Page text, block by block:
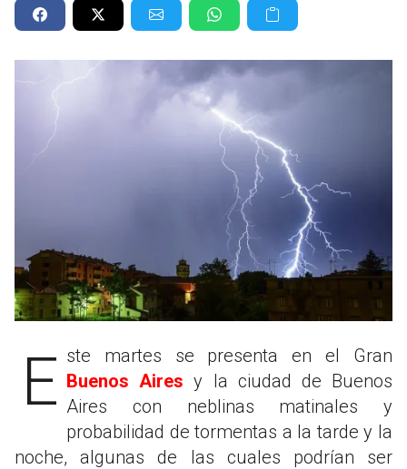
Este martes se presenta en el Gran
Buenos Aires y la ciudad de Buenos
Aires con neblinas matinales y
probabilidad de tormentas a la tarde y la
noche, algunas de las cuales podrían ser